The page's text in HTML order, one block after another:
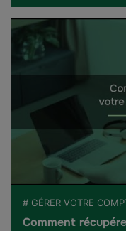
# GÉRER VOTRE
Comment